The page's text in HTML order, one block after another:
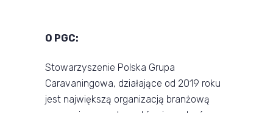
O PGC:
Stowarzyszenie Polska Grupa
Caravaningowa, działające od 2019 roku
jest największą organizacją branżową